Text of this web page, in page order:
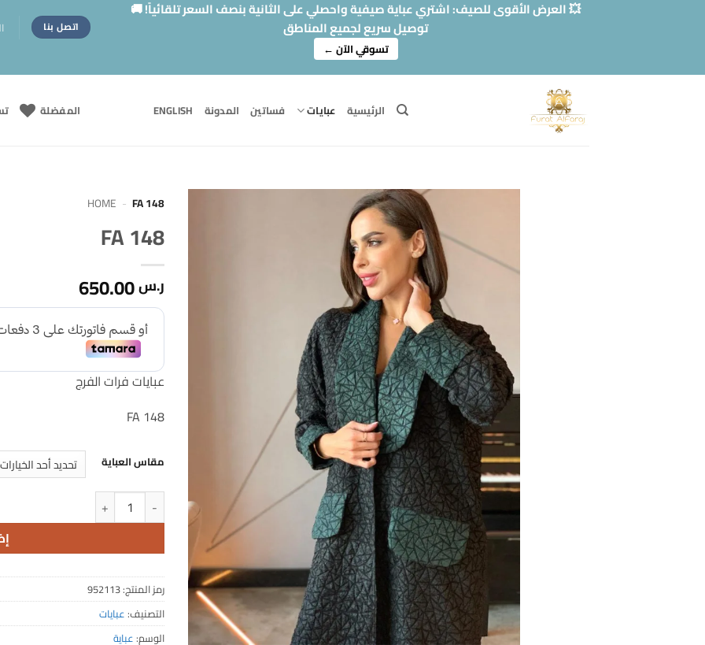
💥 العرض الأقوى للصيف: اشتري عباية صيفية واحصلي على الثانية بنصف السعر تلقائياً! 🚚
توصيل سريع لجميع المناطق
تسوقي الآن ←
اتصل بنا
الرئيسية عبايات فساتين المدونة ENGLISH المفضلة
HOME - FA 148
FA 148
ر.س
عبايات فرات الفرج
FA 148
مقاس العباية
رمز المنتج:952113
التصنيف:عبايات
الوسم:عباية